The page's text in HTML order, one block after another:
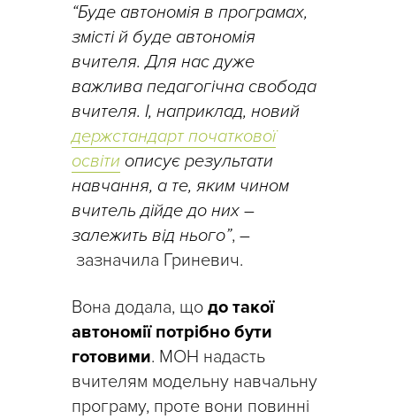
“Буде автономія в програмах,
змісті й буде автономія
вчителя. Для нас дуже
важлива педагогічна свобода
вчителя. І, наприклад, новий
держстандарт початкової
освіти описує результати
навчання, а те, яким чином
вчитель дійде до них –
залежить від нього”, –
зазначила Гриневич.
Вона додала, що до такої
автономії потрібно бути
готовими. МОН надасть
вчителям модельну навчальну
програму, проте вони повинні